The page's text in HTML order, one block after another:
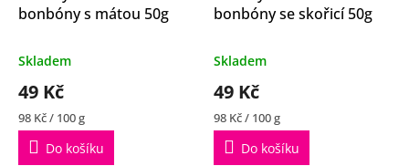
bonbóny s mátou 50g
Průměrné
hodnocení
produktu
5,0
Skladem
49 Kč
Měrná
cena:
98 Kč / 100 g
Do košíku
bonbóny se skořicí 50g
Průměrné
hodnocení
produktu
4,3
Skladem
49 Kč
Měrná
cena:
98 Kč / 100 g
Do košíku